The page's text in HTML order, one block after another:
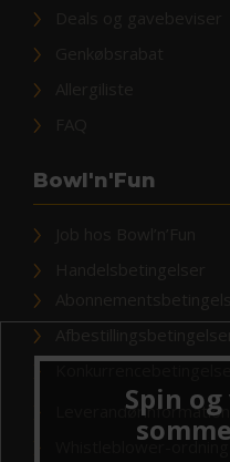
Bowl'n'Fun
Leverandørinformation
Whistleblower-ordning